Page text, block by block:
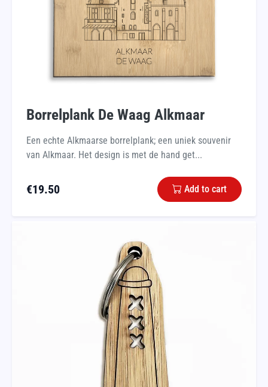
Borrelplank De Waag Alkmaar
Een echte Alkmaarse borrelplank; een uniek souvenir
van Alkmaar. Het design is met de hand get...
€19.50 Add to cart